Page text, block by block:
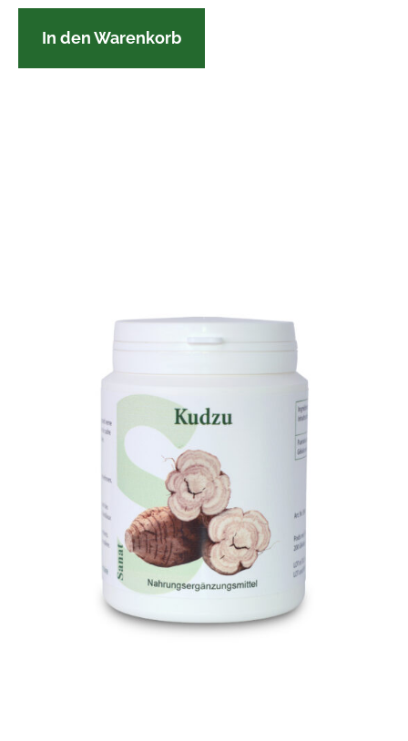
In den Warenkorb